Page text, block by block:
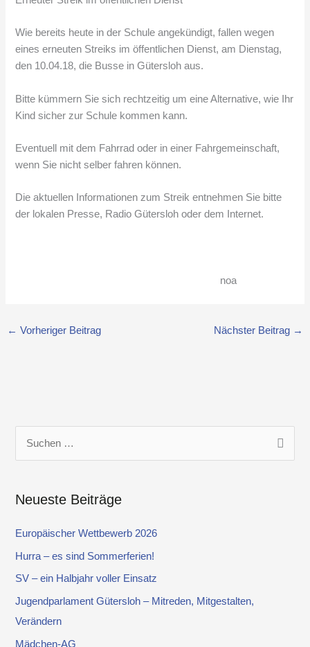
Wie bereits heute in der Schule angekündigt, fallen wegen
eines erneuten Streiks im öffentlichen Dienst, am Dienstag,
den 10.04.18, die Busse in Gütersloh aus.
Bitte kümmern Sie sich rechtzeitig um eine Alternative, wie Ihr
Kind sicher zur Schule kommen kann.
Eventuell mit dem Fahrrad oder in einer Fahrgemeinschaft,
wenn Sie nicht selber fahren können.
Die aktuellen Informationen zum Streik entnehmen Sie bitte
der lokalen Presse, Radio Gütersloh oder dem Internet.
noa
← Vorheriger Beitrag Nächster Beitrag →
h
e
c
h
Neueste Beiträge
Europäischer Wettbewerb 2026
Hurra – es sind Sommerferien!
SV – ein Halbjahr voller Einsatz
Jugendparlament Gütersloh – Mitreden, Mitgestalten,
Verändern
Mädchen-AG